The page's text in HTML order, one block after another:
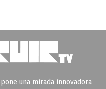
una mirada innovadora